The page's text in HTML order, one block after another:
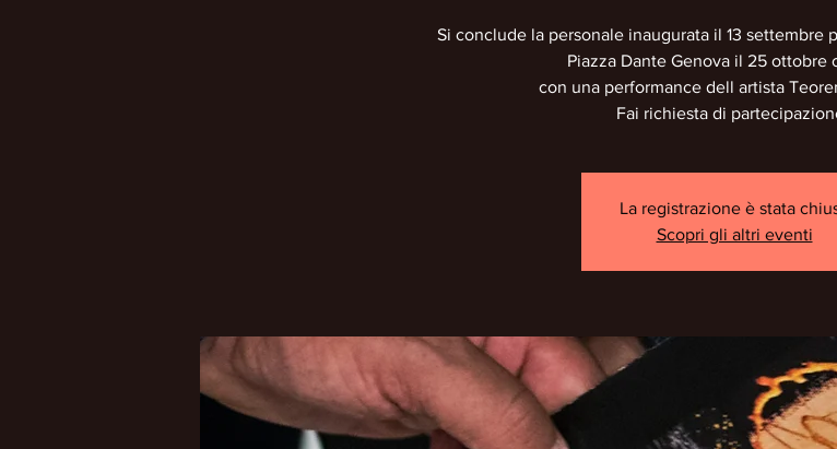
Si conclude la personale inaugurata il 13 settembre
Piazza Dante Genova il 25 ottobre
con una performance dell artista
Fai richiesta di
La registrazione è stata
Scopri gli altri eventi